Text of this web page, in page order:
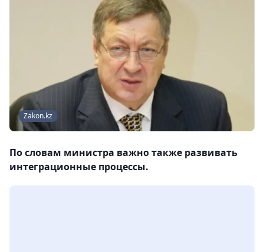
Zakon.kz
По словам министра важно также развивать
интеграционные процессы.